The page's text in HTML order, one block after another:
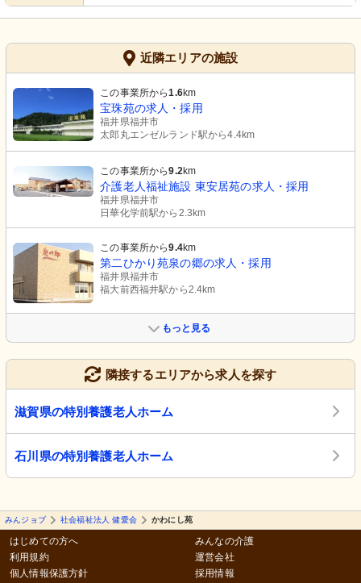
近隣エリアの施設
この事業所から1.6km
宝珠苑の求人・採用
福井県福井市
太郎丸エンゼルランド駅から4.4km
この事業所から9.2km
介護老人福祉施設 東安居苑の求人・採用
福井県福井市
日華化学前駅から2.3km
この事業所から9.4km
第二ひかり苑泉の郷の求人・採用
福井県福井市
福大前西福井駅から2.4km
もっと見る
隣接するエリアから求人を探す
滋賀県の特別養護老人ホーム
石川県の特別養護老人ホーム
みんジョブ 社会福祉法人 健愛会 かわにし苑
はじめての方へ
利用規約
個人情報保護方針
みんなの介護
運営会社
採用情報